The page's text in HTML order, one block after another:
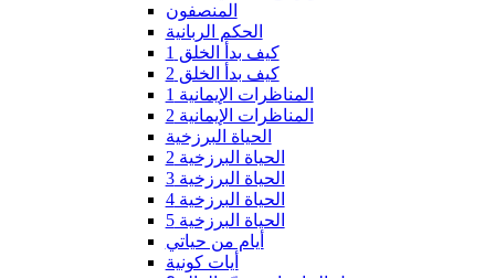
المنصفون
الحكم الربانية
كيف بدأ الخلق 1
كيف بدأ الخلق 2
المناظرات الإيمانية 1
المناظرات الإيمانية 2
الحياة البرزخية
الحياة البرزخية 2
الحياة البرزخية 3
الحياة البرزخية 4
الحياة البرزخية 5
أيام من حياتي
أيات كونية